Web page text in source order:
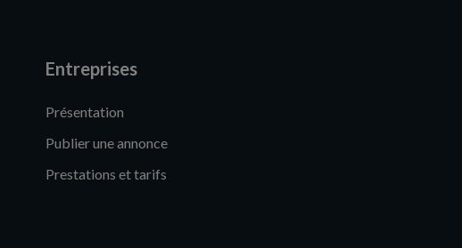
Entreprises
Présentation
Publier une annonce
Prestations et tarifs